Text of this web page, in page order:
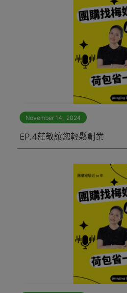
November 14 2024
EP.4莊敬讓您輕鬆創業